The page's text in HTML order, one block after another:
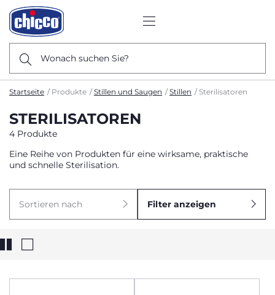
Wonach suchen Sie?
Startseite Produkte Stillen und Saugen Stillen Sterilisatoren
STERILISATOREN
4 Produkte
Eine Reihe von Produkten für eine wirksame, praktische
und schnelle Sterilisation.
Sortieren nach Filter anzeigen